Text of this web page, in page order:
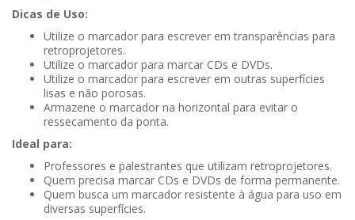
Dicas de Uso:
Utilize o marcador para escrever em transparências para
retroprojetores.
Utilize o marcador para marcar CDs e DVDs.
Utilize o marcador para escrever em outras superfícies
lisas e não porosas.
Armazene o marcador na horizontal para evitar o
ressecamento da ponta.
Ideal para:
Professores e palestrantes que utilizam retroprojetores.
Quem precisa marcar CDs e DVDs de forma permanente.
Quem busca um marcador resistente à água para uso em
diversas superfícies.